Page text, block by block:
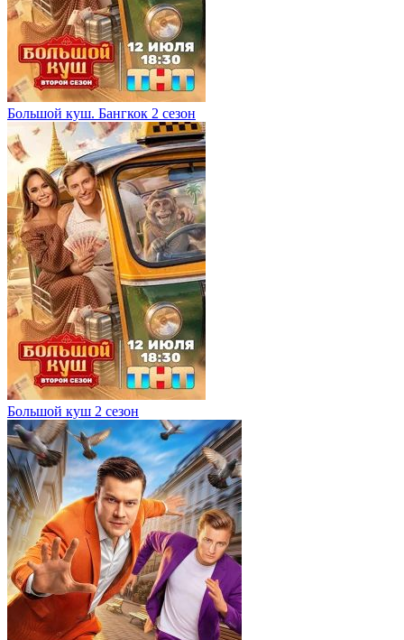
Большой куш. Бангкок 2 сезон
Большой куш 2 сезон